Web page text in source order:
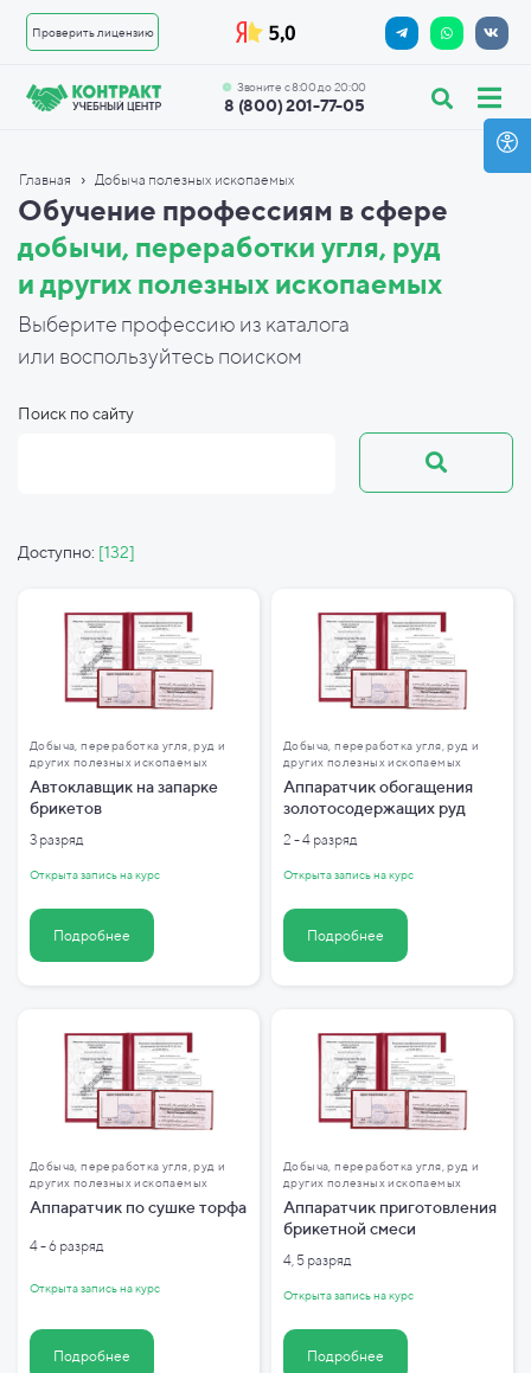
Проверить лицензию
8 (800) 201-77-05
Звоните с 8:00 до 20:00
Главная › Добыча полезных ископаемых
Обучение профессиям в сфере
добычи, переработки угля, руд
и других полезных ископаемых
Выберите профессию из каталога
или воспользуйтесь поиском
Поиск по сайту
Доступно: [132]
Добыча, переработка угля, руд и
других полезных ископаемых
Автоклавщик на запарке
брикетов
3 разряд
Открыта запись на курс
Подробнее
Добыча, переработка угля, руд и
других полезных ископаемых
Аппаратчик обогащения
золотосодержащих руд
2 - 4 разряд
Открыта запись на курс
Подробнее
Добыча, переработка угля, руд и
других полезных ископаемых
Аппаратчик по сушке торфа
4 - 6 разряд
Открыта запись на курс
Подробнее
Добыча, переработка угля, руд и
других полезных ископаемых
Аппаратчик приготовления
брикетной смеси
4, 5 разряд
Открыта запись на курс
Подробнее